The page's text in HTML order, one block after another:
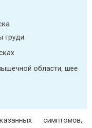
груди
области, шее
симптомов,